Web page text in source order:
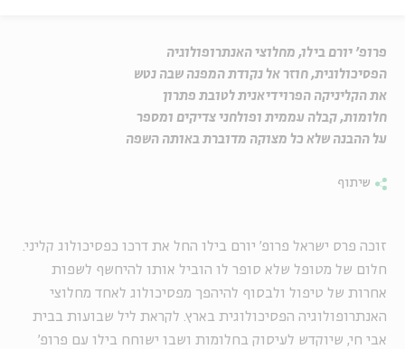
פרופ' יורם בילו, מחלוצי האנתרופולוגיה
הפסיכולוגית, חוזר אל נקודת המפנה שבה נטש
את הקליניקה הפרוידיאנית לטובת פתרון
חלומות, קבלה עממית ופולחני צדיקים ומספר
על ההבנה שלא כל מצוקה מדוברת באותה השפה
שיתוף
זוכה פרס ישראל פרופ' יורם בילו החל את דרכו כפסיכולוג קליני.
חלום של מטופל שלא סופר לו הוביל אותו להיחשף לשפות
אחרות של טיפול ולבסוף להיהפך מפסיכולוג לאחד מחלוצי
האנתרופולוגיה הפסיכולוגית בארץ. לקראת ליל שבועות בבית
אבי חי, שיוקדש לעיסוק בחלומות ושבו ישוחח בילו עם פרופ'